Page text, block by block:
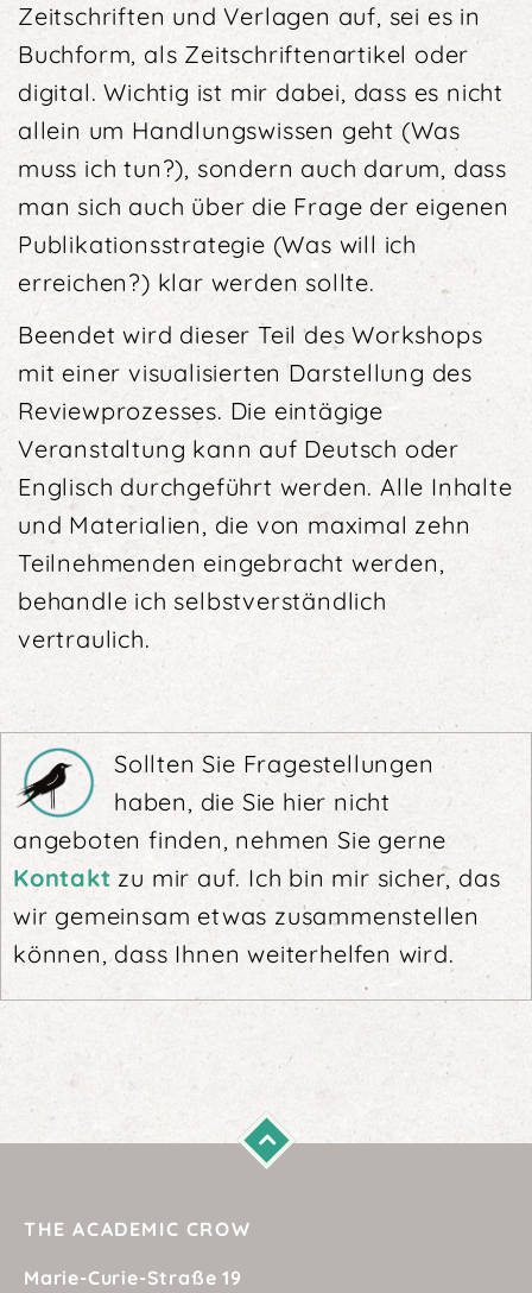
Zeitschriften und Verlagen auf, sei es in
Buchform, als Zeitschriften­artikel oder
digital. Wichtig ist mir dabei, dass es nicht
allein um Handlungswissen geht (Was
muss ich tun?), sondern auch darum, dass
man sich auch über die Frage der eigenen
Publikationsstrategie (Was will ich
erreichen?) klar werden sollte.
Beendet wird dieser Teil des Workshops
mit einer visualisierten Darstellung des
Reviewprozesses. Die eintägige
Veranstaltung kann auf Deutsch oder
Englisch durchgeführt werden. Alle Inhalte
und Materialien, die von maximal zehn
Teilnehmenden eingebracht werden,
behandle ich selbstverständlich
vertraulich.
Sollten Sie Fragestellungen
haben, die Sie hier nicht
angeboten finden, nehmen Sie gerne
Kontakt zu mir auf. Ich bin mir sicher, das
wir gemeinsam etwas zusammenstellen
können, dass Ihnen weiterhelfen wird.
THE ACADEMIC CROW
Marie-Curie-Straße 19